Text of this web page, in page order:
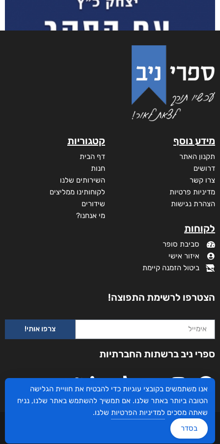
עם הסקר
₪35
–
₪73
₪73
דיגיטלי
₪35
מידע נוסף
תקנון האתר
דרושים
צרו קשר
מדיניות פרטיות
הצהרת נגישות
לקוחות
סביבת סופר
איזור אישי
ביטול הזמנה קיימת
קטגוריות
דף הבית
חנות
השירותים שלנו
לקוחותינו ממליצים
שידורים
מי אנחנו?
הצטרפו לרשימת התפוצה!
צרפו אותי!
ספרי ניב ברשתות החברתיות
עיצוב ובניית האתר: ספרי ניב © כל הזכויות שמורות. בוקסאי טכנולוגיות בע"מ שד אבא
אנו משתמשים בקובצי עוגיות כדי להבטיח את חוויית הגלישה
הטובה ביותר באתר שלנו. אם תמשיך להשתמש באתר שלנו, נניח
שאתה מסכים למדיניות הפרטיות שלנו.
בסדר